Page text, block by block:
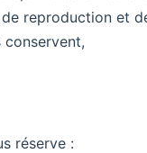
reproduction et
réserve :